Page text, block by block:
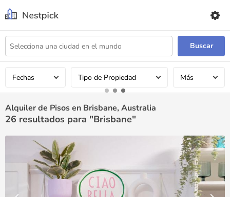
Buscar
Fechas Tipo de Propiedad Más
Alquiler de Pisos en Brisbane, Australia
26 resultados para "Brisbane"